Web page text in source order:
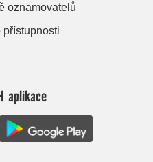
oznamovatelů
přístupnosti
aplikace